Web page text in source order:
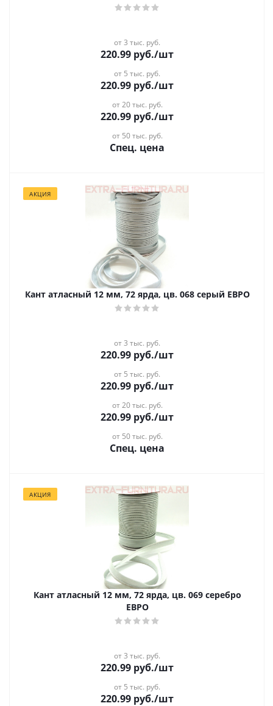
от 3 тыс. руб.
220.99 руб./шт
от 5 тыс. руб.
220.99 руб./шт
от 20 тыс. руб.
220.99 руб./шт
от 50 тыс. руб.
Спец. цена
АКЦИЯ
Кант атласный 12 мм, 72 ярда, цв. 068 серый ЕВРО
от 3 тыс. руб.
220.99 руб./шт
от 5 тыс. руб.
220.99 руб./шт
от 20 тыс. руб.
220.99 руб./шт
от 50 тыс. руб.
Спец. цена
АКЦИЯ
Кант атласный 12 мм, 72 ярда, цв. 069 серебро
ЕВРО
от 3 тыс. руб.
220.99 руб./шт
от 5 тыс. руб.
220.99 руб./шт